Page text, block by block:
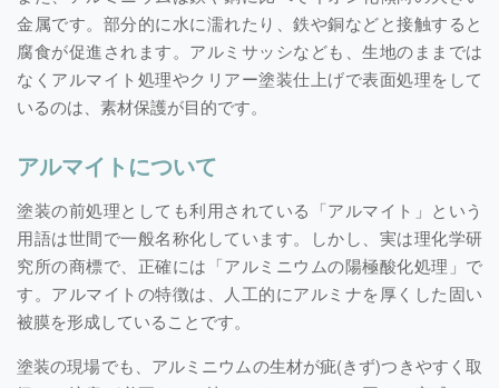
金属です。部分的に水に濡れたり、鉄や銅などと接触すると
腐食が促進されます。アルミサッシなども、生地のままでは
なくアルマイト処理やクリアー塗装仕上げで表面処理をして
いるのは、素材保護が目的です。
アルマイトについて
塗装の前処理としても利用されている「アルマイト」という
用語は世間で一般名称化しています。しかし、実は理化学研
究所の商標で、正確には「アルミニウムの陽極酸化処理」で
す。アルマイトの特徴は、人工的にアルミナを厚くした固い
被膜を形成していることです。
塗装の現場でも、アルミニウムの生材が疵(きず)つきやすく取